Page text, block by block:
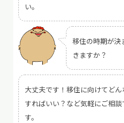
い。
移住の時期が決
きますか？
大丈夫です！移住に向けてどん
すればいい？など気軽にご相談
す。